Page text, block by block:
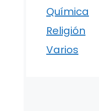
Química
Religión
Varios